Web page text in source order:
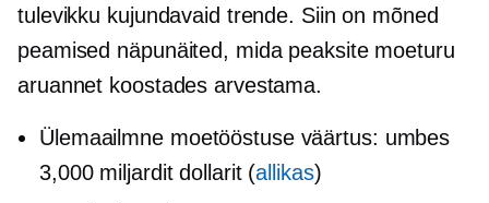
tulevikku kujundavaid trende. Siin on mõned
peamised näpunäited, mida peaksite moeturu
aruannet koostades arvestama.
Ülemaailmne moetööstuse väärtus: umbes
3,000 miljardit dollarit (allikas)